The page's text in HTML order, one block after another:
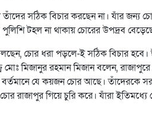
সঠিক বিচার করছেন না। যাঁর জন্য
টহল না থাকায় চোরের উপদ্রব
চোর ধরা পড়লে-ই সঠিক বিচার
মোঃ মিজানুর রহমান মিজান বলেন,
বর্তমানে যে কয়জন চোর আছে। তাঁদেরকে
রাজাপুর গিয়ে চুরি করে। যাঁরা